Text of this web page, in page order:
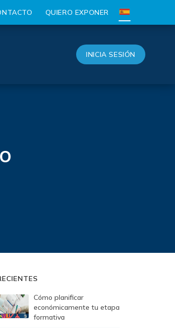
QUIERO EXPONER
INICIA SESIÓN
Cómo planificar
económicamente tu etapa
formativa